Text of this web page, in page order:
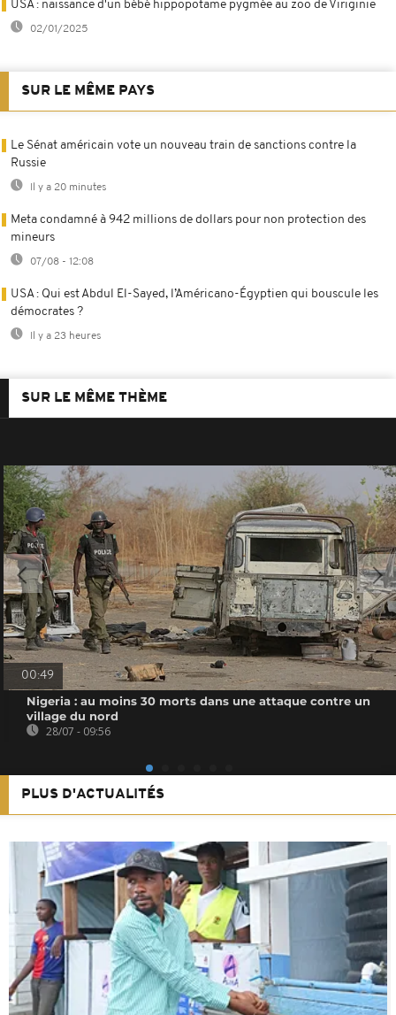
USA : naissance d'un bébé hippopotame pygmée au zoo de Viriginie
02/01/2025
SUR LE MÊME PAYS
Le Sénat américain vote un nouveau train de sanctions contre la
Russie
Il y a 20 minutes
Meta condamné à 942 millions de dollars pour non protection des
mineurs
07/08 - 12:08
USA : Qui est Abdul El-Sayed, l’Américano-Égyptien qui bouscule les
démocrates ?
Il y a 23 heures
SUR LE MÊME THÈME
00:49
Nigeria : au moins 30 morts dans une attaque contre un
village du nord
28/07 - 09:56
PLUS D'ACTUALITÉS